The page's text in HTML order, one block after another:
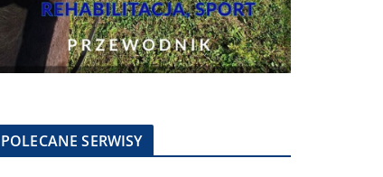
POLECANE SERWISY